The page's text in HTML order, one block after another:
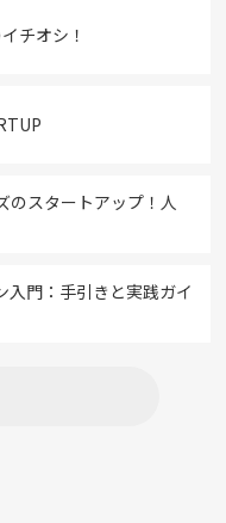
チオシ！
のスタートアップ！人
入門：手引きと実践ガイ